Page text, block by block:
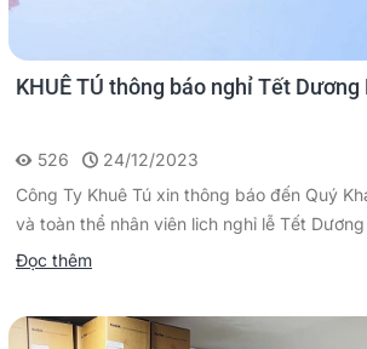
KHUÊ TÚ thông báo nghỉ Tết
526
24/12/2023
Công Ty Khuê Tú xin thông báo đến Quý
và toàn thể nhân viên lich nghỉ lễ Tết
Đọc thêm